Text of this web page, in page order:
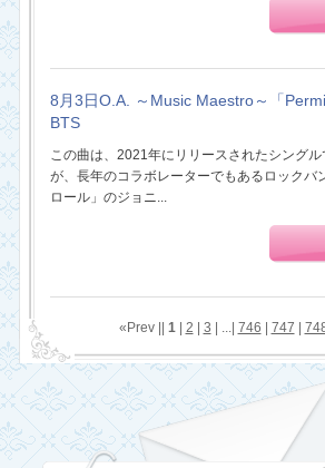
8月3日O.A. ～Music Maestro～「
BTS
この曲は、2021年にリリースされたシング
が、長年のコラボレーターでもあるロックバ
ロール」のジョニ...
«Prev || 1| 2 3 | ...| 746 747